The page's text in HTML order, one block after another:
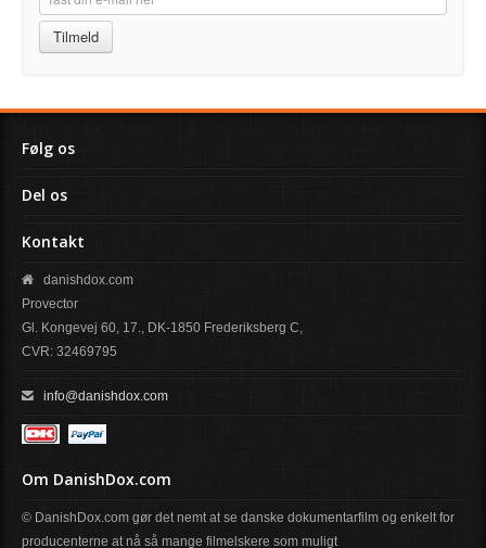
Tilmeld
Følg os
Del os
Kontakt
danishdox.com
Provector
Gl. Kongevej 60, 17., DK-1850 Frederiksberg C,
CVR: 32469795
info@danishdox.com
Om DanishDox.com
© DanishDox.com gør det nemt at se danske dokumentarfilm og enkelt for
producenterne at nå så mange filmelskere som muligt